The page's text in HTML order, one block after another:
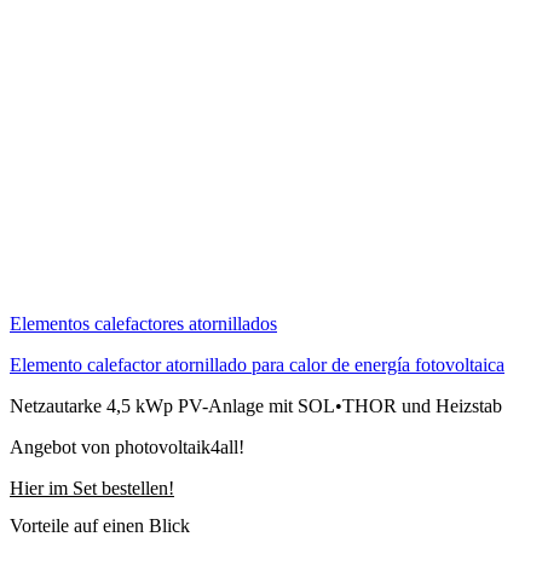
Elementos calefactores atornillados
Elemento calefactor atornillado para calor de energía fotovoltaica
Netzautarke 4,5 kWp PV-Anlage mit SOL•THOR und Heizstab
Angebot von photovoltaik4all!
Hier im Set bestellen!
Vorteile auf einen Blick